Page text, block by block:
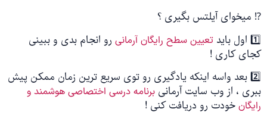
⁉️ میخوای آیلتس بگیری ؟
1️⃣ اول باید
تعیین سطح رایگان آرمانی رو انجام بدی و ببینی
کجای کاری !
2️⃣ بعد واسه اینکه یادگیری رو توی سریع ترین زمان ممکن پیش
ببری ، از وب سایت آرمانی برنامه درسی اختصاصی هوشمند و
رایگان خودت رو دریافت کنی !